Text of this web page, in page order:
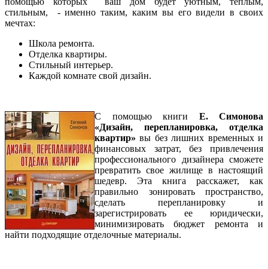
стильным, - именно таким, каким вы его видели в своих
мечтах:
Школа ремонта.
Отделка квартиры.
Стильный интерьер.
Каждой комнате свой дизайн.
С помощью книги Е. Симонова
«Дизайн, перепланировка, отделка
квартир»вы без лишних временных и
финансовых затрат, без привлечения
профессионального дизайнера сможете
превратить свое жилище в настоящий
шедевр. Эта книга расскажет, как
правильно зонировать пространство,
сделать перепланировку и
зарегистрировать ее юридически,
минимизировать бюджет ремонта и
найти подходящие отделочные материалы.